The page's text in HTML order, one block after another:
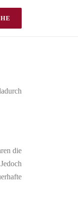
die